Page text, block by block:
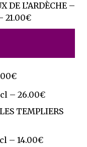
DE L’ARDÈCHE –
21.00€
– 26.00€
TEMPLIERS
– 14.00€